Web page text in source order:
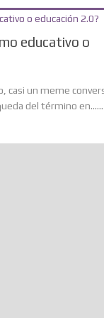
educativo o
casi un meme
del término en......